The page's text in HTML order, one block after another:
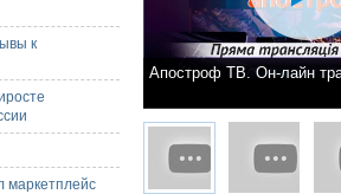
Апостроф ТВ. Он-лайн
к
маркетплейс